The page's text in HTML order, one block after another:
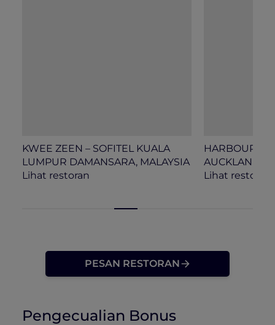
KWEE ZEEN – SOFITEL KUALA
LUMPUR DAMANSARA, MALAYSIA
Lihat restoran
HARBOUR
AUCKLAND,
Lihat restoran
PESAN RESTORAN
Pengecualian Bonus